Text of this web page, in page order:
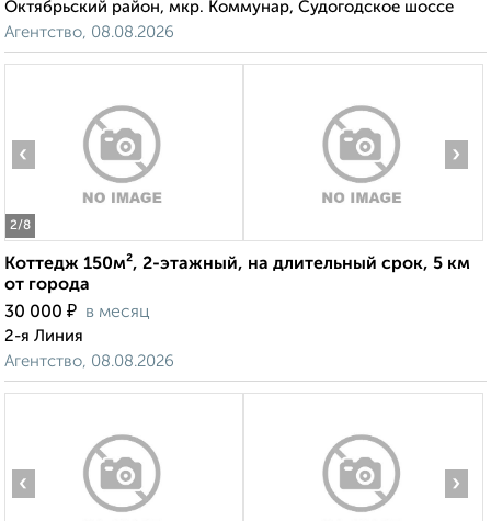
Октябрьский район, мкр. Коммунар, Судогодское шоссе
Агентство, 08.08.2026
2/8
‹ ›
Коттедж 150м², 2-этажный, на длительный срок, 5 км
от города
30 000 ₽ в месяц
2-я Линия
Агентство, 08.08.2026
‹ ›